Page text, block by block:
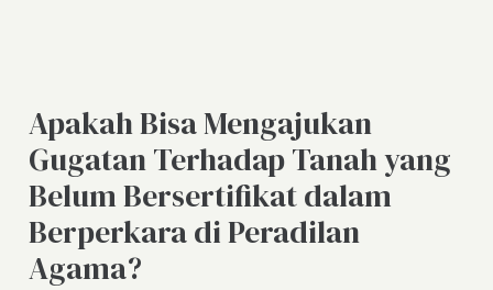
Apakah Bisa Mengajukan
Gugatan Terhadap Tanah yang
Belum Bersertifikat dalam
Berperkara di Peradilan
Agama?